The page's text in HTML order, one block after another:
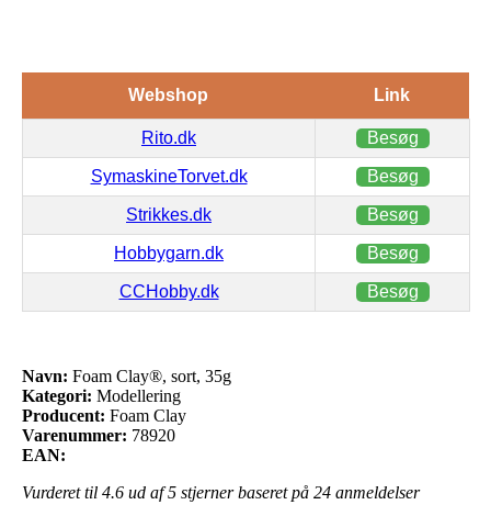
Webshop Link
Rito.dk Besøg
SymaskineTorvet.dk Besøg
Strikkes.dk Besøg
Hobbygarn.dk Besøg
CCHobby.dk Besøg
Navn: Foam Clay®, sort, 35g
Kategori: Modellering
Producent: Foam Clay
Varenummer: 78920
EAN:
Vurderet til 4.6 ud af 5 stjerner baseret på 24 anmeldelser